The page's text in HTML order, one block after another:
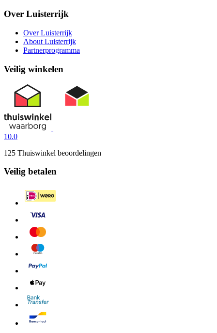
Over Luisterrijk
Over Luisterrijk
About Luisterrijk
Partnerprogramma
Veilig winkelen
10.0
125 Thuiswinkel beoordelingen
Veilig betalen